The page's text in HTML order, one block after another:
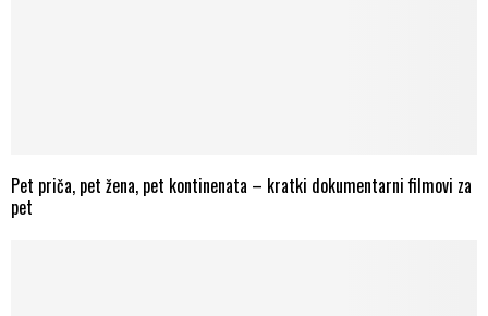
Pet priča, pet žena, pet kontinenata – kratki dokumentarni filmovi za
pet